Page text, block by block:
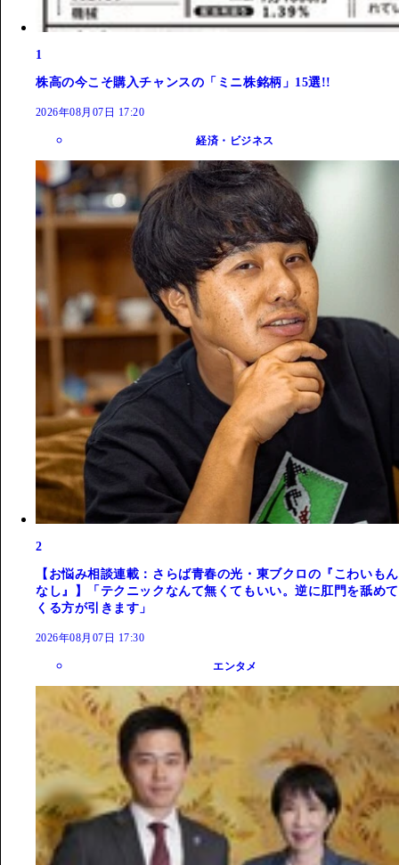
1
株高の今こそ購入チャンスの「ミニ株銘柄」15選!!
2026年08月07日 17:20
経済・ビジネス
2
【お悩み相談連載：さらば青春の光・東ブクロの『こわいもん
なし』】「テクニックなんて無くてもいい。逆に肛門を舐めて
くる方が引きます」
2026年08月07日 17:30
エンタメ